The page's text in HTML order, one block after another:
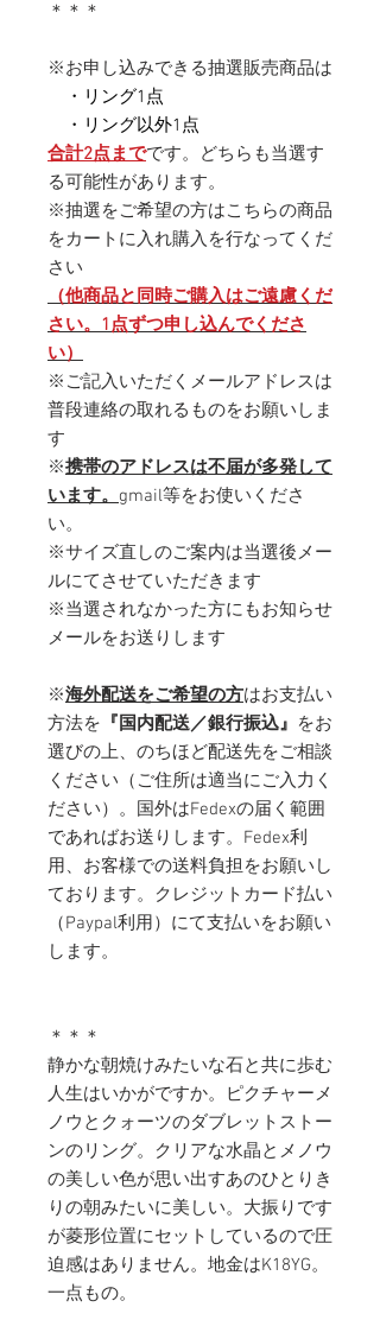
＊＊＊
※お申し込みできる抽選販売商品は
・リング1点
・リング以外1点
合計2点までです。どちらも当選す
る可能性があります。
※抽選をご希望の方はこちらの商品
をカートに入れ購入を行なってくだ
さい
（他商品と同時ご購入はご遠慮くだ
さい。 1点ずつ申し込んでくださ
い）
※ご記入いただくメールアドレスは
普段連絡の取れるものをお願いしま
す
※携帯のアドレスは不届が多発して
います。 gmail等をお使いくださ
い。
※サイズ直しのご案内は当選後メー
ルにてさせていただきます
※当選されなかった方にもお知らせ
メールをお送りします
※海外配送をご希望の方はお支払い
方法を 『国内配送／銀行振込』 をお
選びの上、のちほど配送先をご相談
ください（ご住所は適当にご入力く
ださい）。国外はFedexの届く範囲
であればお送りします。Fedex利
用、お客様での送料負担をお願いし
ております。クレジットカード払い
（Paypal利用）にて支払いをお願い
します。
＊＊＊
静かな朝焼けみたいな石と共に歩む
人生はいかがですか。ピクチャーメ
ノウとクォーツのダブレットストー
ンのリング。クリアな水晶とメノウ
の美しい色が思い出すあのひとりき
りの朝みたいに美しい。大振りです
が菱形位置にセットしているので圧
迫感はありません。地金はK18YG。
一点もの。